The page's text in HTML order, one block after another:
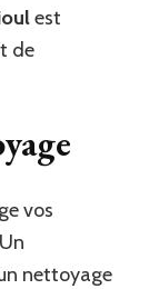
est
de
vos
nettoyage